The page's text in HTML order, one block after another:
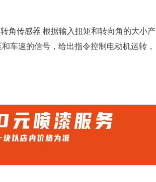
角传感器 根据输入扭矩和转向角的大小产
车速的信号，给出指令控制电动机运转，